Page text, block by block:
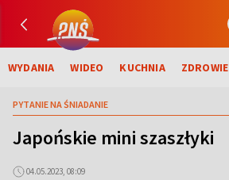
WYDANIA WIDEO KUCHNIA ZDROWIE
PYTANIE NA ŚNIADANIE
Japońskie mini szaszłyki
04.05.2023, 08:09